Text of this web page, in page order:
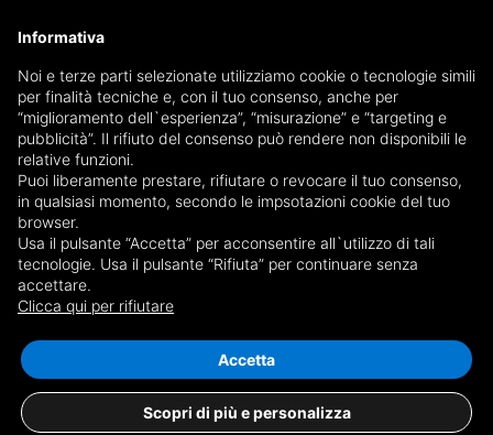
Receive a copy of the newspaper by mail
Choose newspaper
No results for
Sant'Angelo all'Esca
Informativa
Noi e terze parti selezionate utilizziamo cookie o tecnologie simili
per finalità tecniche e, con il tuo consenso, anche per
“miglioramento dell`esperienza”, “misurazione” e “targeting e
pubblicità”. Il rifiuto del consenso può rendere non disponibili le
relative funzioni.
Puoi liberamente prestare, rifiutare o revocare il tuo consenso,
in qualsiasi momento, secondo le impsotazioni cookie del tuo
browser.
Usa il pulsante “Accetta” per acconsentire all`utilizzo di tali
tecnologie. Usa il pulsante “Rifiuta” per continuare senza
accettare.
Clicca qui per rifiutare
Scopri di più e personalizza
Accetta